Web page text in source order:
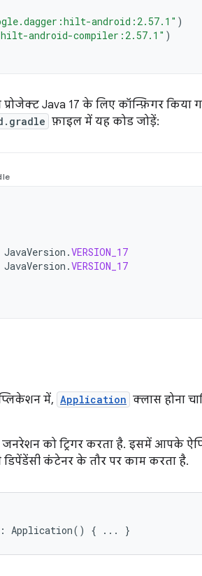
android:2.57.1" )
android-compiler:2.57.1" )
Java 17 के लिए कॉन्फ़िगर किया
फ़ाइल में यह कोड जोड़ें:
JavaVersion .VERSION_17
JavaVersion .VERSION_17
में, Application क्लास होना
को ट्रिगर करता है. इसमें आपके
कंटेनर के तौर पर काम करता है.
: Application() { ... }